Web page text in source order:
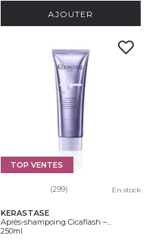
AJOUTER
TOP VENTES
(299) En stock
KERASTASE
Après-shampoing Cicaflash –...
250ml